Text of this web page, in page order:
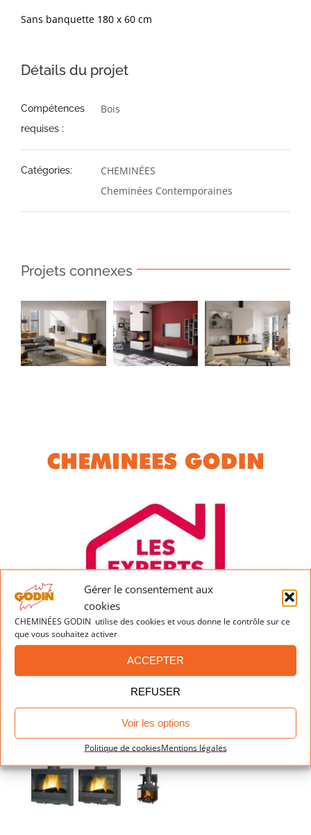
Gérer le consentement aux
cookies
CHEMINÉES GODIN utilise des cookies et vous donne le contrôle sur ce
que vous souhaitez activer
ACCEPTER
REFUSER
Voir les options
Politique de cookiesMentions légales
Sans banquette 180 x 60 cm
Détails du projet
Compétences
requises :
Bois
Catégories:
CHEMINÉES
Cheminées Contemporaines
Projets connexes
Dernières réalisations